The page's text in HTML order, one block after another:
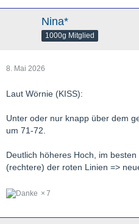
Nina*
1000g Mitglied
8. Mai 2026
Laut Wörnie (KISS):
Unter oder nur knapp über dem
um 71-72.
Deutlich höheres Hoch, im
(rechtere) der roten Linien =>
7